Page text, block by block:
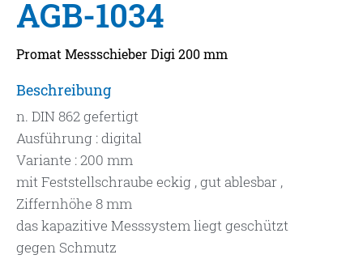
AGB-1034
Promat Messschieber Digi 200 mm
Beschreibung
n. DIN 862 gefertigt
Ausführung : digital
Variante : 200 mm
mit Feststellschraube eckig , gut ablesbar ,
Ziffernhöhe 8 mm
das kapazitive Messsystem liegt geschützt
gegen Schmutz